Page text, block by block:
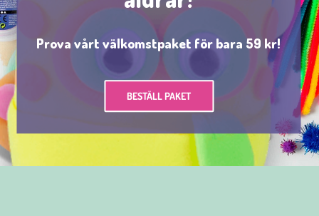
Prova vårt välkomstpaket för bara 59 kr!
BESTÄLL PAKET